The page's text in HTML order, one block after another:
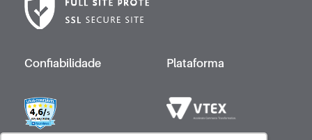
Confiabilidade Plataforma